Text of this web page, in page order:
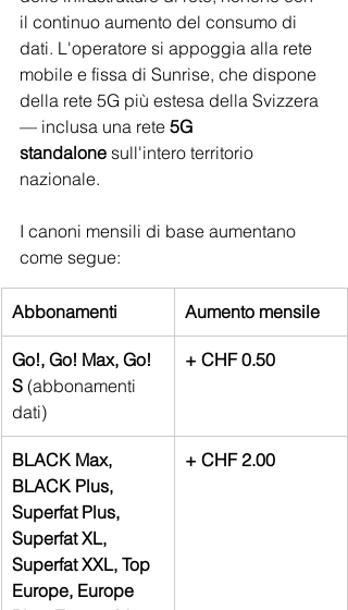
il continuo aumento del consumo di
dati. L'operatore si appoggia alla rete
mobile e fissa di Sunrise, che dispone
della rete 5G più estesa della Svizzera
— inclusa una rete 5G
standalone sull'intero territorio
nazionale.
I canoni mensili di base aumentano
come segue:
Abbonamenti Aumento mensile
Go!, Go! Max, Go!
S (abbonamenti
dati)
+ CHF 0.50
BLACK Max,
BLACK Plus,
Superfat Plus,
Superfat XL,
Superfat XXL, Top
Europe, Europe
+ CHF 2.00